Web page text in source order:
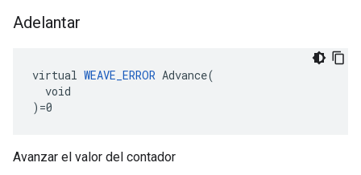
Adelantar
virtual WEAVE_ERROR Advance(
  void
)=0
Avanzar el valor del contador